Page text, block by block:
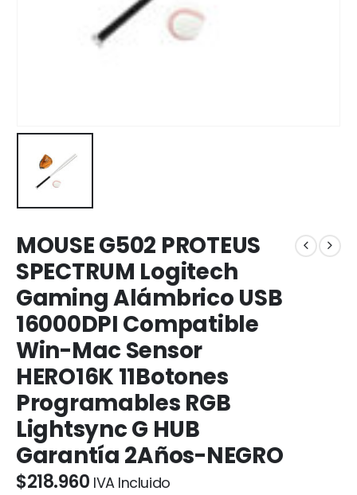
MOUSE G502 PROTEUS
SPECTRUM Logitech
Gaming Alámbrico USB
16000DPI Compatible
Win-Mac Sensor
HERO16K 11Botones
Programables RGB
Lightsync G HUB
Garantía 2Años-NEGRO
$218.960 IVA Incluido